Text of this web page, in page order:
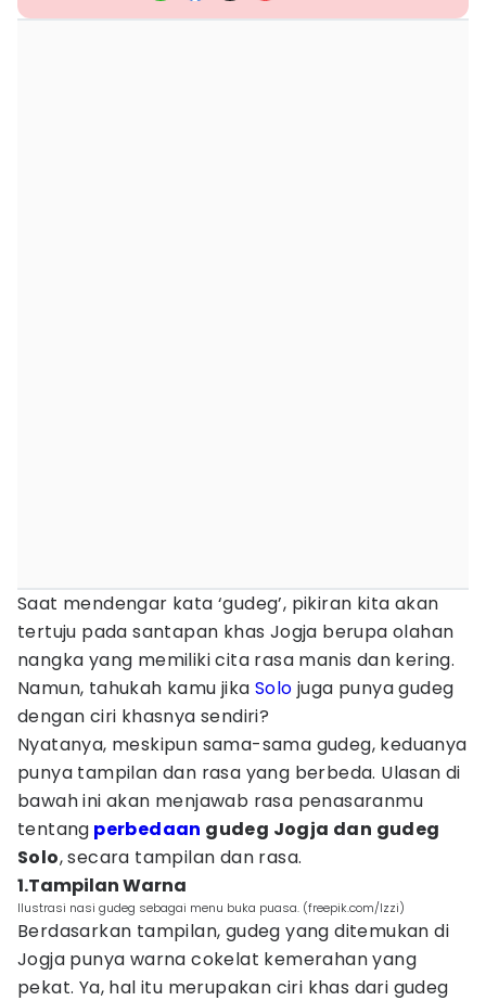
Saat mendengar kata ‘gudeg’, pikiran kita akan
tertuju pada santapan khas Jogja berupa olahan
nangka yang memiliki cita rasa manis dan kering.
Namun, tahukah kamu jika Solo juga punya gudeg
dengan ciri khasnya sendiri?
Nyatanya, meskipun sama-sama gudeg, keduanya
punya tampilan dan rasa yang berbeda. Ulasan di
bawah ini akan menjawab rasa penasaranmu
tentang perbedaan gudeg Jogja dan gudeg
Solo, secara tampilan dan rasa.
1.Tampilan Warna
Ilustrasi nasi gudeg sebagai menu buka puasa. (freepik.com/Izzi)
Berdasarkan tampilan, gudeg yang ditemukan di
Jogja punya warna cokelat kemerahan yang
pekat. Ya, hal itu merupakan ciri khas dari gudeg